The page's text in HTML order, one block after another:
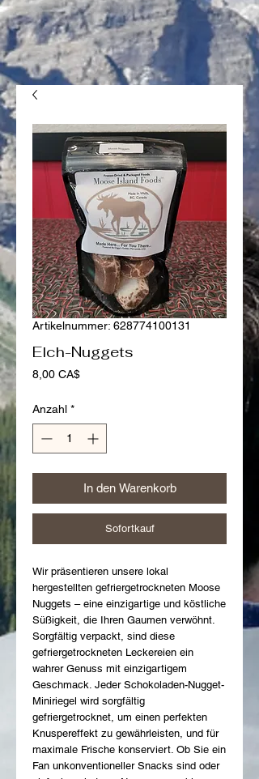
Artikelnummer: 628774100131
Elch-Nuggets
8,00 CA$Preis
Anzahl *
In den Warenkorb
Sofortkauf
Wir präsentieren unsere lokal
hergestellten gefriergetrockneten Moose
Nuggets – eine einzigartige und köstliche
Süßigkeit, die Ihren Gaumen verwöhnt.
Sorgfältig verpackt, sind diese
gefriergetrockneten Leckereien ein
wahrer Genuss mit einzigartigem
Geschmack. Jeder Schokoladen-Nugget-
Miniriegel wird sorgfältig
gefriergetrocknet, um einen perfekten
Knuspereffekt zu gewährleisten, und für
maximale Frische konserviert. Ob Sie ein
Fan unkonventioneller Snacks sind oder